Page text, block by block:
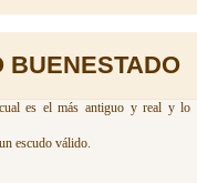
BUENESTADO
es el más antiguo y real y lo
escudo válido.